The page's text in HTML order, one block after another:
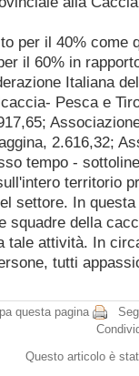
per il 40% come
il 60% in
Italiana
Pesca e
2.616,32;
tempo -
territorio
settore. In
squadre della
tale attività. In
tutti
questa pagina
Questo articolo è